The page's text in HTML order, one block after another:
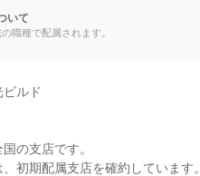
いて
職種で配属されます。
ルド
の支店です。
初期配属支店を確約しています。